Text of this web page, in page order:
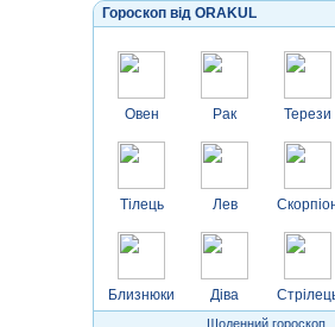
Гороскоп від ORAKUL
Овен
Тілець
Близнюки
Рак
Лев
Діва
Терези
Щоденний гороскоп